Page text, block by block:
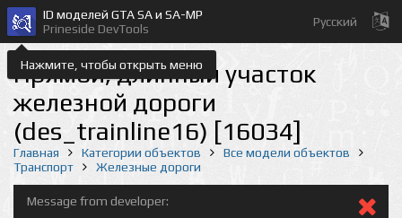
Нажмите, чтобы открыть меню
ID моделей GTA SA и SA-MP
Prineside DevTools
Русский
Прямой, длинный участок
железной дороги
(des_trainline16) [16034]
Главная Категории объектов
Все модели объектов
Транспорт
Железные дороги
Message from developer: